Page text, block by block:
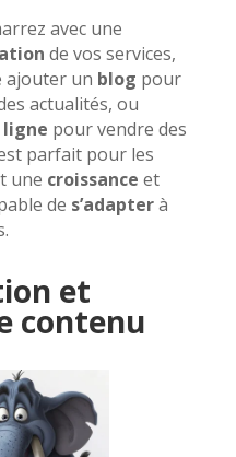
avec une
de vos services,
ajouter un blog pour
actualités, ou
pour vendre des
parfait pour les
une croissance et
de s’adapterà
et
contenu